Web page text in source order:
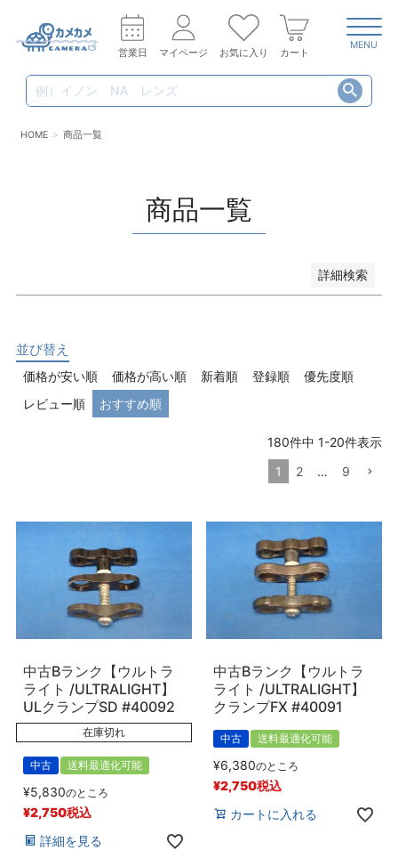
営業日 マイページ お気に入り カート
MENU
HOME 商品一覧
商品一覧
詳細検索
キーワード
価格
中古
在庫なし商品
在庫なし商品を表示しない
商品番号/JANコード
予約商品
予約商品のみを表示
並び順
新着順
登録順
価格が安い順
価格が高い順
並び替え
価格が安い順 価格が高い順 新着順 登録順
優先度順
レビュー順
おすすめ順
180件中 1-20件表示
1
2 … 9
中古Bランク【ウルトラ
ライト /ULTRALIGHT】
ULクランプSD #40092
在庫切れ
中古 送料最適化可能
¥5,830のところ
¥2,750税込
詳細を見る
中古Bランク【ウルトラ
ライト /ULTRALIGHT】
クランプFX #40091
中古 送料最適化可能
¥6,380のところ
¥2,750税込
カートに入れる